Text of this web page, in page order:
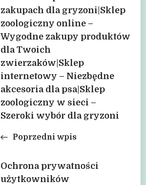
zakupach dla gryzoni|Sklep
zoologiczny online –
Wygodne zakupy produktów
dla Twoich
zwierzaków|Sklep
internetowy – Niezbędne
akcesoria dla psa|Sklep
zoologiczny w sieci –
Szeroki wybór dla gryzoni
Poprzedni wpis
Ochrona prywatności
użytkowników